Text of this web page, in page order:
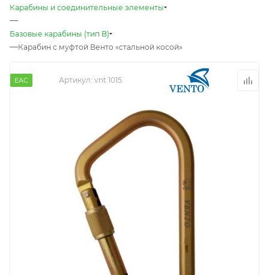
Карабины и соединительные элементы
—
Базовые карабины (тип B)
—Карабин с муфтой Венто «стальной косой»
EAC Артикул: vnt 1015